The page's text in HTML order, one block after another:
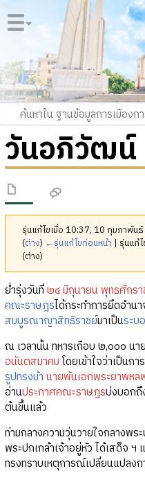
วันอภิวัฒน์
รุ่นแก้ไขเมื่อ 10:37, 10 กุมภาพัน
(ต่าง) ←รุ่นแก้ไขก่อนหน้า | รุ่นแก้
(ต่าง)
ย่ำรุ่งวันที่๒๔ มิถุนายน พุทธศักร
คณะราษฎรได้กระทำการยึดอำน
สมบูรณาญาสิทธิราชย์มาเป็นระบ
ณ เวลานั้น ทหารเกือบ ๒,๐๐๐ นา
อนันตสมาคมโดยเข้าใจว่าเป็นก
รูปทรงม้า นายพันเอกพระยาพหล
อ่านประกาศคณะราษฎรบ่งบอกถึ
ต้นขึ้นแล้ว
ท่ามกลางความวุ่นวายใจกลางพ
พระปกเกล้าเจ้าอยู่หัว ได้เสด็จ
ทรงทราบเหตุการณ์เปลี่ยนแปลง